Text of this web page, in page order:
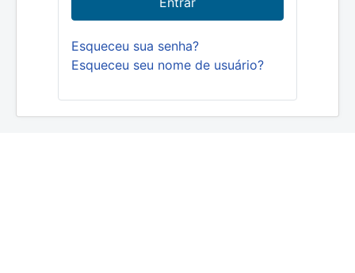
Esqueceu sua senha?
Esqueceu seu nome de usuário?